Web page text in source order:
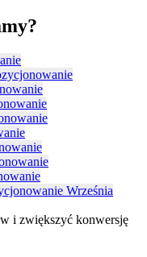
Września
i zwiększyć konwersję